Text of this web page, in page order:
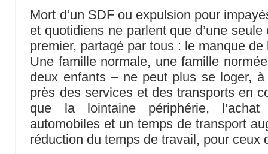
Mort d’un SDF ou expulsion pour
et quotidiens ne parlent que d’une
premier, partagé par tous : le manque de
Une famille normale, une famille
deux enfants – ne peut plus se loger,
près des services et des transports en
que la lointaine périphérie,
automobiles et un temps de transport
réduction du temps de travail, pour ceux